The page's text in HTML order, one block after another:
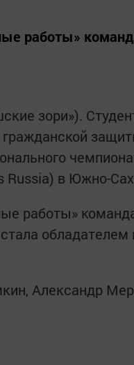
работы»
зори»).
Russia) в Южно-
работы»
Александр